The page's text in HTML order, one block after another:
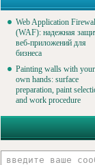
Web Application
(WAF): надежная
веб-приложений для
бизнеса
Painting walls with your
own hands: surface
preparation, paint
and work procedure